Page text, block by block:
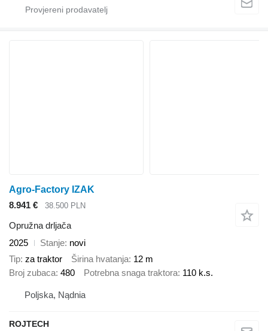
Agro-Factory IZAK
8.941 €
38.500 PLN
Opružna drljača
2025
Stanje novi
Tip za traktor Širina hvatanja 12 m
Broj zubaca 480 Potrebna snaga traktora 110 k.s.
Poljska, Nądnia
ROJTECH